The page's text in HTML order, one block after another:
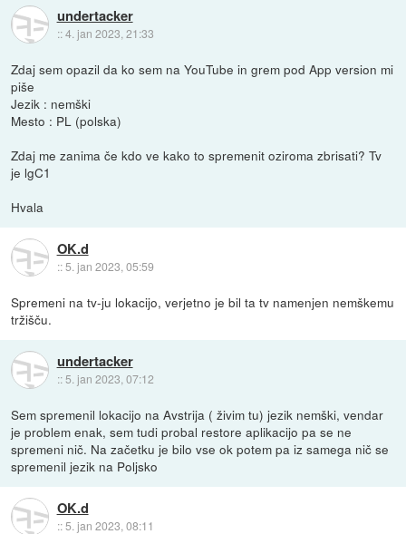
undertacker
::4. jan 2023, 21:33
Zdaj sem opazil da ko sem na YouTube in grem pod App version mi
piše
Jezik : nemški
Mesto : PL (polska)
Zdaj me zanima če kdo ve kako to spremenit oziroma zbrisati? Tv
je lgC1
Hvala
OK.d
::5. jan 2023, 05:59
Spremeni na tv-ju lokacijo, verjetno je bil ta tv namenjen nemškemu
tržišču.
undertacker
:: 5. jan 2023, 07:12
Sem spremenil lokacijo na Avstrija ( živim tu) jezik nemški, vendar
je problem enak, sem tudi probal restore aplikacijo pa se ne
spremeni nič. Na začetku je bilo vse ok potem pa iz samega nič se
spremenil jezik na Poljsko
OK.d
::5. jan 2023, 08:11